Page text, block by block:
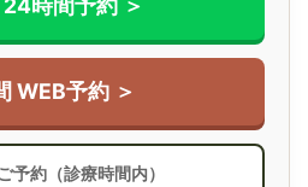
24時間予約 ＞
WEB予約 ＞
予約（診療時間内）